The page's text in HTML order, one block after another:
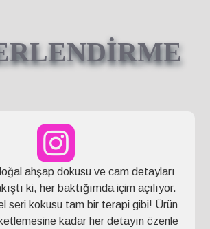
ahşap dokusu ve cam detayları
ki, her baktığımda içim açılıyor.
seri kokusu tam bir terapi gibi! Ürün
kadar her detayın özenle